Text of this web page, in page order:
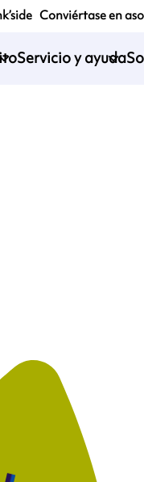
Conviértase en
Servicio y ayuda